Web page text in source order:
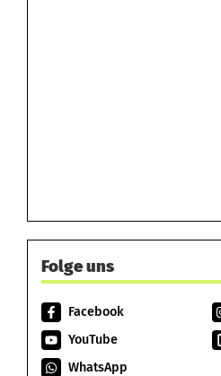
Folge uns
Facebook
YouTube
WhatsApp